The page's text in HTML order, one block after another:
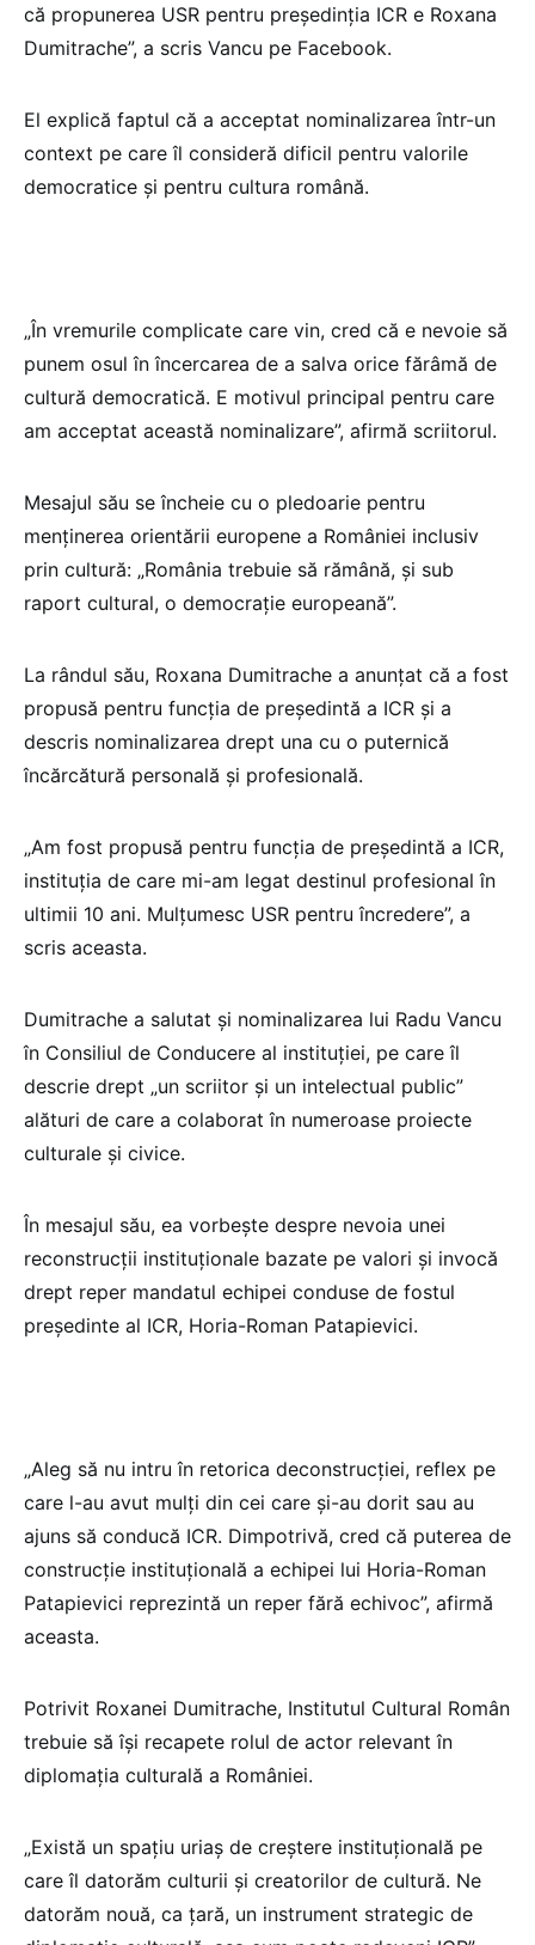
că propunerea USR pentru președinția ICR e Roxana
Dumitrache”, a scris Vancu pe Facebook.
El explică faptul că a acceptat nominalizarea într-un
context pe care îl consideră dificil pentru valorile
democratice și pentru cultura română.
„În vremurile complicate care vin, cred că e nevoie să
punem osul în încercarea de a salva orice fărâmă de
cultură democratică. E motivul principal pentru care
am acceptat această nominalizare”, afirmă scriitorul.
Mesajul său se încheie cu o pledoarie pentru
menținerea orientării europene a României inclusiv
prin cultură: „România trebuie să rămână, și sub
raport cultural, o democrație europeană”.
La rândul său, Roxana Dumitrache a anunțat că a fost
propusă pentru funcția de președintă a ICR și a
descris nominalizarea drept una cu o puternică
încărcătură personală și profesională.
„Am fost propusă pentru funcția de președintă a ICR,
instituția de care mi-am legat destinul profesional în
ultimii 10 ani. Mulțumesc USR pentru încredere”, a
scris aceasta.
Dumitrache a salutat și nominalizarea lui Radu Vancu
în Consiliul de Conducere al instituției, pe care îl
descrie drept „un scriitor și un intelectual public”
alături de care a colaborat în numeroase proiecte
culturale și civice.
În mesajul său, ea vorbește despre nevoia unei
reconstrucții instituționale bazate pe valori și invocă
drept reper mandatul echipei conduse de fostul
președinte al ICR, Horia-Roman Patapievici.
„Aleg să nu intru în retorica deconstrucției, reflex pe
care l-au avut mulți din cei care și-au dorit sau au
ajuns să conducă ICR. Dimpotrivă, cred că puterea de
construcție instituțională a echipei lui Horia-Roman
Patapievici reprezintă un reper fără echivoc”, afirmă
aceasta.
Potrivit Roxanei Dumitrache, Institutul Cultural Român
trebuie să își recapete rolul de actor relevant în
diplomația culturală a României.
„Există un spațiu uriaș de creștere instituțională pe
care îl datorăm culturii și creatorilor de cultură. Ne
datorăm nouă, ca țară, un instrument strategic de